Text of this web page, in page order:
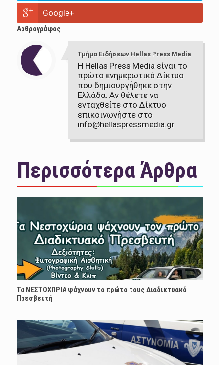
Google+
Αρθρογράφος
Τμήμα Ειδήσεων Hellas Press Media
Η Hellas Press Media είναι το
πρώτο ενημερωτικό Δίκτυο
που δημιουργήθηκε στην
Ελλάδα. Αν θέλετε να
ενταχθείτε στο Δίκτυο
επικοινωνήστε στο
info@hellaspressmedia.gr
Περισσότερα Άρθρα
Τα ΝΕΣΤΟΧΩΡΙΑ ψάχνουν το πρώτο τους Διαδικτυακό
Πρεσβευτή